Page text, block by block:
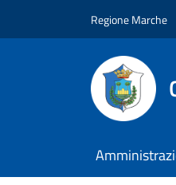
Regione Marche